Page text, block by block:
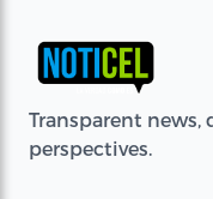
Transparent news,
perspectives.